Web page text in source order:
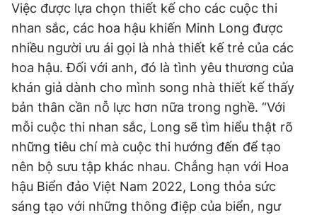
Việc được lựa chọn thiết kế cho các cuộc thi
nhan sắc, các hoa hậu khiến Minh Long được
nhiều người ưu ái gọi là nhà thiết kế trẻ của các
hoa hậu. Đối với anh, đó là tình yêu thương của
khán giả dành cho mình song nhà thiết kế thấy
bản thân cần nỗ lực hơn nữa trong nghề. “Với
mỗi cuộc thi nhan sắc, Long sẽ tìm hiểu thật rõ
những tiêu chí mà cuộc thi hướng đến để tạo
nên bộ sưu tập khác nhau. Chẳng hạn với Hoa
hậu Biển đảo Việt Nam 2022, Long thỏa sức
sáng tạo với những thông điệp của biển, ngư